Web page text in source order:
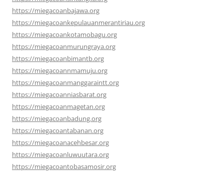
https://miegacoanbajawa.org
https://miegacoankepulauanmerantiriau.org
https://miegacoankotamobagu.org
https://miegacoanmurungraya.org
https://miegacoanbimantb.org
https://miegacoannmamuju.org
https://miegacoanmanggaraintt.org
https://miegacoanniasbarat.org
https://miegacoanmagetan.org
https://miegacoanbadung.org
https://miegacoantabanan.org
https://miegacoanacehbesar.org
https://miegacoanluwuutara.org
https://miegacoantobasamosir.org